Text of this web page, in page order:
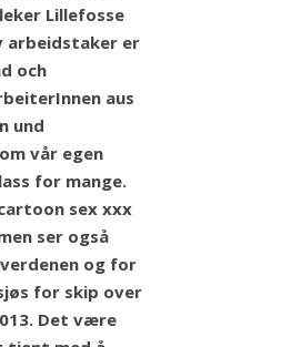
Lillefosse
arbeidstaker er
och
aus
und
vår egen
for mange.
sex xxx
ser også
og for
for skip over
Det være